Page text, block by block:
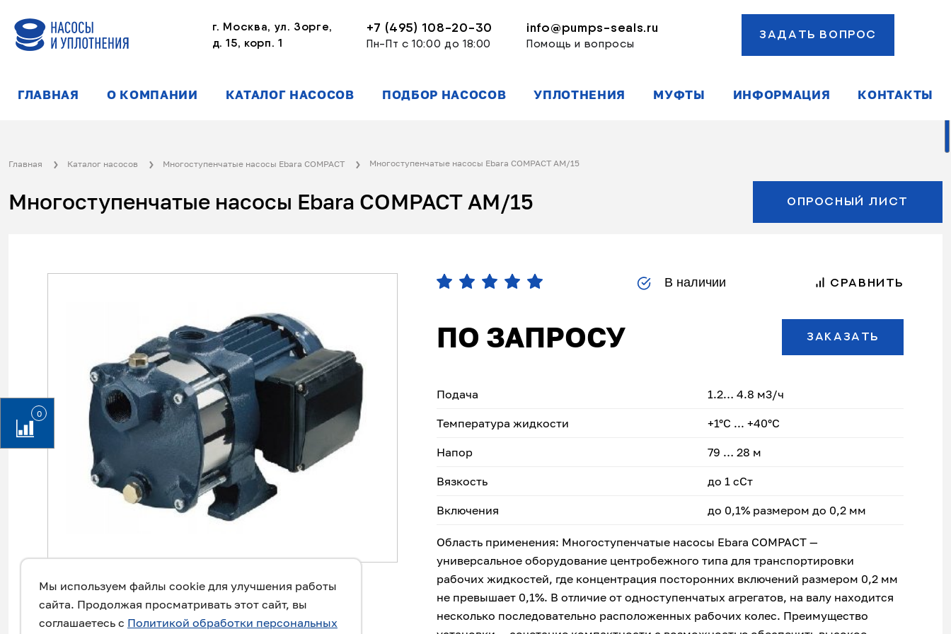
Мы используем файлы cookie для улучшения работы
сайта. Продолжая просматривать этот сайт, вы
соглашаетесь с Политикой обработки персональных
0
г. Москва, ул. Зорге,
д. 15, корп. 1
+7 (495) 108-20-30
Пн-Пт с 10:00 до 18:00
info@pumps-seals.ru
Помощь и вопросы
ЗАДАТЬ ВОПРОС
ГЛАВНАЯ О КОМПАНИИ КАТАЛОГ НАСОСОВ ПОДБОР НАСОСОВ УПЛОТНЕНИЯ МУФТЫ ИНФОРМАЦИЯ КОНТАКТЫ
Главная Каталог насосов Многоступенчатые насосы Ebara COMPACT Многоступенчатые насосы Ebara COMPACT AM/15
Многоступенчатые насосы Ebara COMPACT AM/15 ОПРОСНЫЙ ЛИСТ
В наличии СРАВНИТЬ
ПО ЗАПРОСУ ЗАКАЗАТЬ
Подача 1.2… 4.8 м3/ч
Температура жидкости +1°С ... +40°С
Напор 79 … 28 м
Вязкость до 1 сСт
Включения до 0,1% размером до 0,2 мм
Область применения: Многоступенчатые насосы Ebara COMPACT —
универсальное оборудование центробежного типа для транспортировки
рабочих жидкостей, где концентрация посторонних включений размером 0,2 мм
не превышает 0,1%. В отличие от одноступенчатых агрегатов, на валу находится
несколько последовательно расположенных рабочих колес. Преимущество